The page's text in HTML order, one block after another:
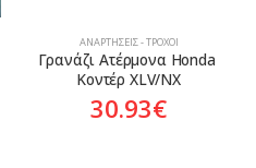
ΑΝΑΡΤΉΣΕΙΣ - ΤΡΟΧΟΊ
Γρανάζι Ατέρμονα Honda
Κοντέρ XLV/NX
30.93€